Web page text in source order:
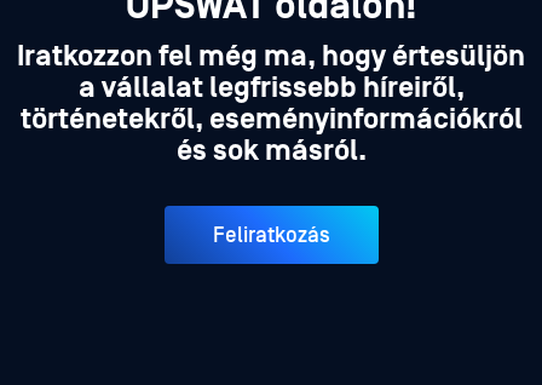
Iratkozzon fel még ma, hogy értesüljön
a vállalat legfrissebb híreiről,
történetekről, eseményinformációkról
és sok másról.
Feliratkozás